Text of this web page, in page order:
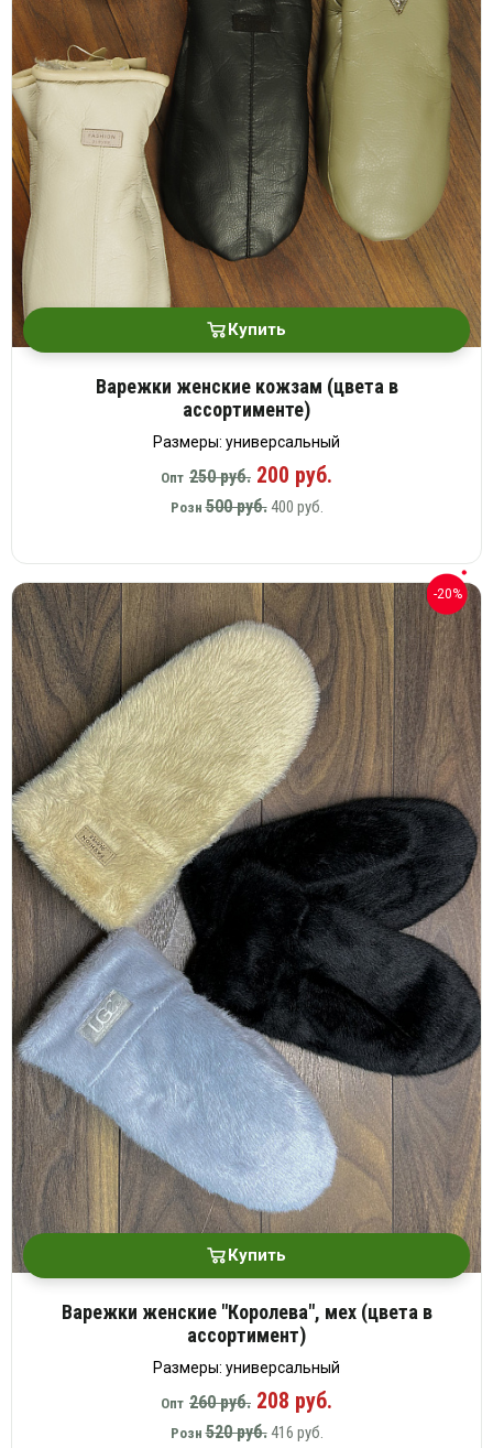
Купить
Варежки женские кожзам (цвета в
ассортименте)
Размеры: универсальный
Опт 250 руб. 200 руб.
Розн 500 руб.400 руб.
-20%
Купить
Варежки женские "Королева", мех (цвета в
ассортимент)
Размеры: универсальный
Опт 260 руб. 208 руб.
Розн 520 руб.416 руб.